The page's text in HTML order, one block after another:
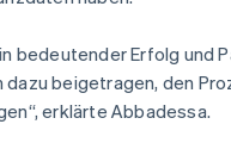
bedeutender Erfolg und
dazu beigetragen, den
erklärte Abbadessa.